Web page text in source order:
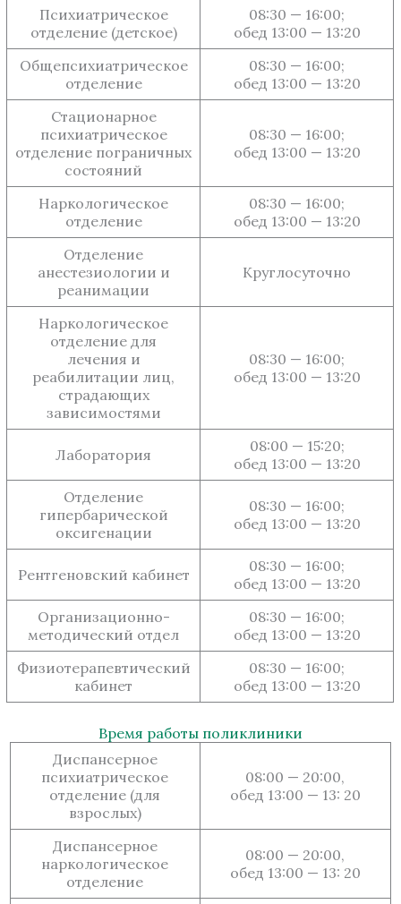
Психиатрическое
отделение (детское)
08:30 — 16:00;
обед 13:00 — 13:20
Общепсихиатрическое
отделение
08:30 — 16:00;
обед 13:00 — 13:20
Стационарное
психиатрическое
отделение пограничных
состояний
08:30 — 16:00;
обед 13:00 — 13:20
Наркологическое
отделение
08:30 — 16:00;
обед 13:00 — 13:20
Отделение
анестезиологии и
реанимации
Круглосуточно
Наркологическое
отделение для
лечения и
реабилитации лиц,
страдающих
зависимостями
08:30 — 16:00;
обед 13:00 — 13:20
Лаборатория
08:00 — 15:20;
обед 13:00 — 13:20
Отделение
гипербарической
оксигенации
08:30 — 16:00;
обед 13:00 — 13:20
Рентгеновский кабинет
08:30 — 16:00;
обед 13:00 — 13:20
Организационно-
методический отдел
08:30 — 16:00;
обед 13:00 — 13:20
Физиотерапевтический
кабинет
08:30 — 16:00;
обед 13:00 — 13:20
Время работы поликлиники
Диспансерное
психиатрическое
отделение (для
взрослых)
08:00 — 20:00,
обед 13:00 — 13: 20
Диспансерное
наркологическое
отделение
08:00 — 20:00,
обед 13:00 — 13: 20